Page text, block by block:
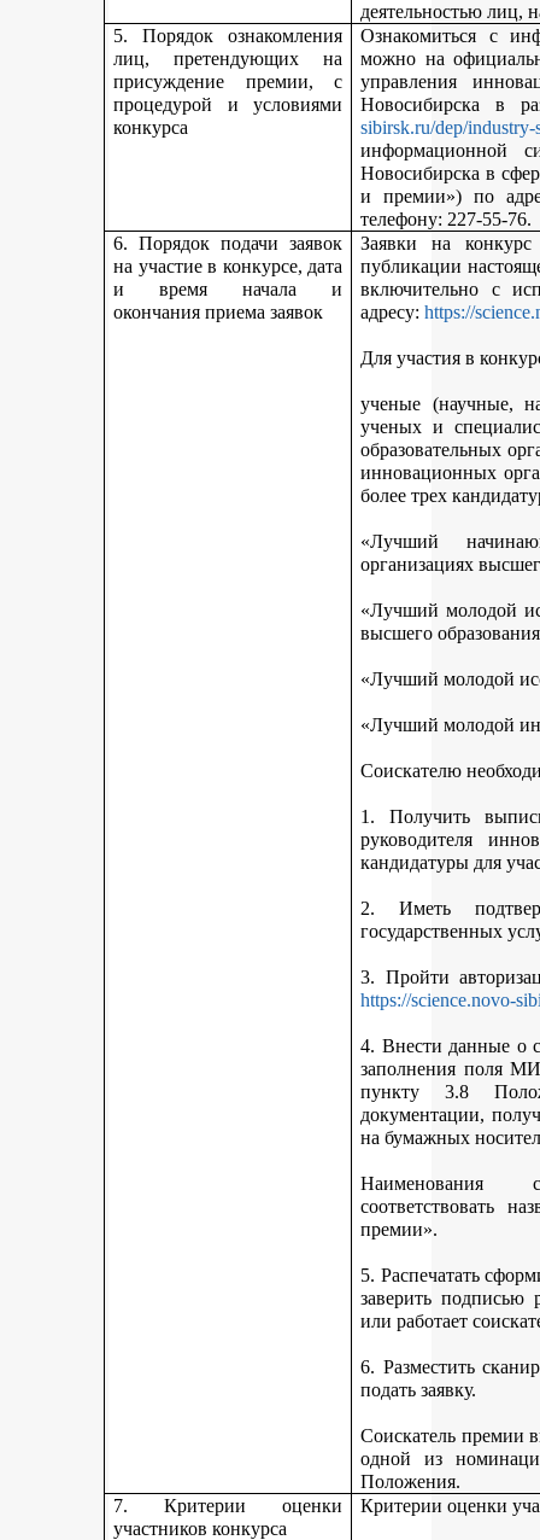
деятельностью лиц,
5. Порядок ознакомления
лиц, претендующих на
присуждение премии, с
процедурой и условиями
конкурса
Ознакомиться с
можно на
управления
Новосибирска в
sibirsk.ru/dep/industry-
информационной
Новосибирска в
и премии») по
телефону: 227-55-76.
6. Порядок подачи заявок
на участие в конкурсе, дата
и время начала и
окончания приема заявок
Заявки на
публикации
включительно с
адресу:https://
Для участия в
ученые (научные,
ученых и
образовательных
инновационных
более трех
«Лучший
организациях
«Лучший молодой
высшего
«Лучший молодой
«Лучший молодой
Соискателю
1. Получить
руководителя
кандидатуры для
2. Иметь
государственных
3. Пройти
https://science.novo-
4. Внести данные о
заполнения поля
пункту 3.8
документации,
на бумажных
Наименования
соответствовать
премии».
5. Распечатать
заверить подписью
или работает
6. Разместить
подать заявку.
Соискатель премии
одной из
Положения.
7. Критерии оценки
участников конкурса
Критерии оценки